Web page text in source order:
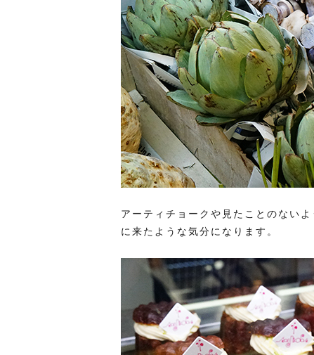
アーティチョークや見たことのない
に来たような気分になります。